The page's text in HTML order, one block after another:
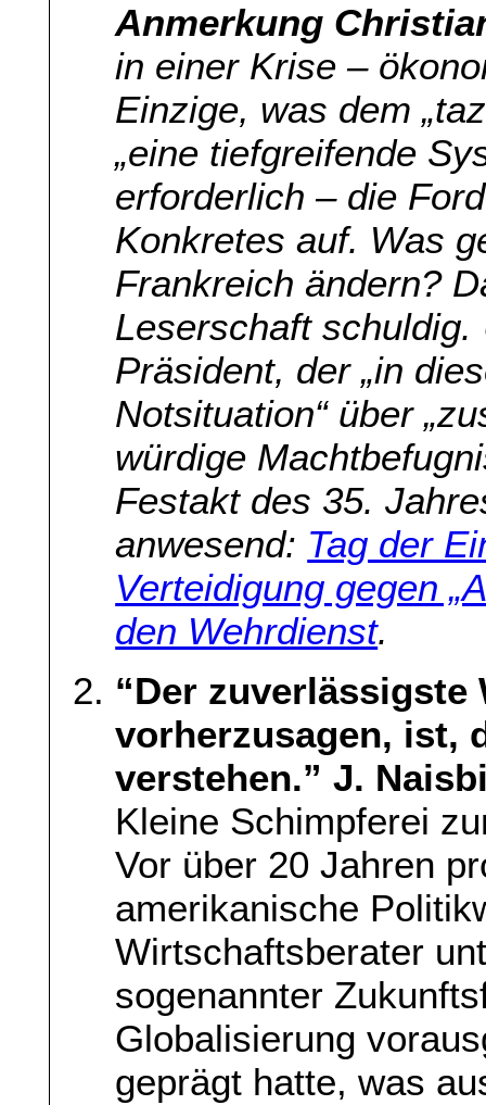
Anmerkung
in einer Krise –
Einzige, was dem
„eine tiefgreifende
erforderlich – die
Konkretes auf. Was
Frankreich ändern?
Leserschaft
Präsident, der „in
Notsituation“ über
würdige
Festakt des 35.
anwesend: Tag der
Verteidigung gegen
den Wehrdienst.
“Der zuverlässigste
vorherzusagen, ist,
verstehen.” J.
Kleine Schimpferei
Vor über 20 Jahren
amerikanische
Wirtschaftsberater
sogenannter
Globalisierung
geprägt hatte, was